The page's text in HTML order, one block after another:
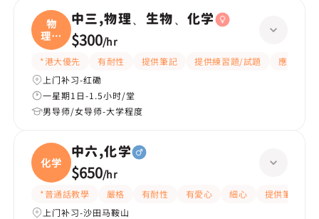
物
理、
生物
中三,物理、生物、化学
$300/hr
*港大優先 有耐性 提供筆記 提供練習題/試題
應試策略
上门补习-红磡
一星期1日-1.5小时/堂
男导师/女导师-大学程度
化学
中六,化学
$650/hr
*普通話教學 嚴格 有耐性 有愛心 細心 提供筆記
上门补习-沙田马鞍山